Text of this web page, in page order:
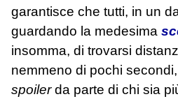
garantisce che tutti, in un
guardando la medesima
insomma, di trovarsi
nemmeno di pochi
spoilerda parte di chi sia